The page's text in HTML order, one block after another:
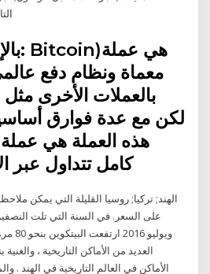
معماة ونظام دفع
بالعملات الأخرى مثل
لكن مع عدة فوارق
هذه العملة هي
كامل تتداول عبر
الهند; تركيا; روسيا القليلة التي يمكن
العديد من الأماكن التاريخية ،
الأماكن في العالم التاريخية في الهند .